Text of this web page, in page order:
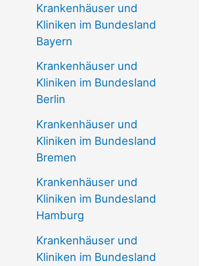
Krankenhäuser und
Kliniken im Bundesland
Bayern
Krankenhäuser und
Kliniken im Bundesland
Berlin
Krankenhäuser und
Kliniken im Bundesland
Bremen
Krankenhäuser und
Kliniken im Bundesland
Hamburg
Krankenhäuser und
Kliniken im Bundesland